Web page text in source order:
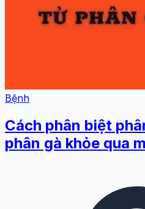
Bệnh
Cách phân biệt
phân gà khỏe qua